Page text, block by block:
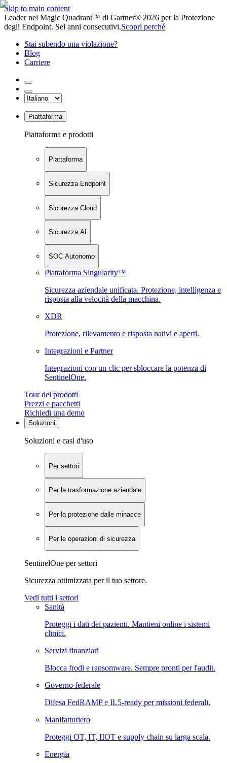
Skip to main content
Leader nel Magic Quadrant™ di Gartner® 2026 per la Protezione
degli Endpoint. Sei anni consecutivi.Scopri perché
Stai subendo una violazione?
Blog
Carriere
Piattaforma
Piattaforma e prodotti
Piattaforma
Sicurezza Endpoint
Sicurezza Cloud
Sicurezza AI
SOC Autonomo
Piattaforma Singularity™
Sicurezza aziendale unificata. Protezione, intelligenza e
risposta alla velocità della macchina.
XDR
Protezione, rilevamento e risposta nativi e aperti.
Integrazioni e Partner
Integrazioni con un clic per sbloccare la potenza di
SentinelOne.
Tour dei prodotti
Prezzi e pacchetti
Richiedi una demo
Soluzioni
Soluzioni e casi d'uso
Per settori
Per la trasformazione aziendale
Per la protezione dalle minacce
Per le operazioni di sicurezza
SentinelOne per settori
Sicurezza ottimizzata per il tuo settore.
Vedi tutti i settori
Sanità
Proteggi i dati dei pazienti. Mantieni online i sistemi
clinici.
Servizi finanziari
Blocca frodi e ransomware. Sempre pronti per l'audit.
Governo federale
Difesa FedRAMP e IL5-ready per missioni federali.
Manifatturiero
Proteggi OT, IT, IIOT e supply chain su larga scala.
Energia